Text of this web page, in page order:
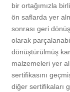
bir ortağımızla
ön saflarda yer
sonrası geri
olarak
dönüştürülmüş
malzemeleri yer
sertifikasını
diğer sertifikaları